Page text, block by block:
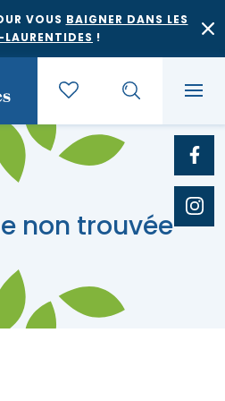
VOUS BAIGNER DANS LES
LAURENTIDES !
et saveurs régionales
air
non trouvée